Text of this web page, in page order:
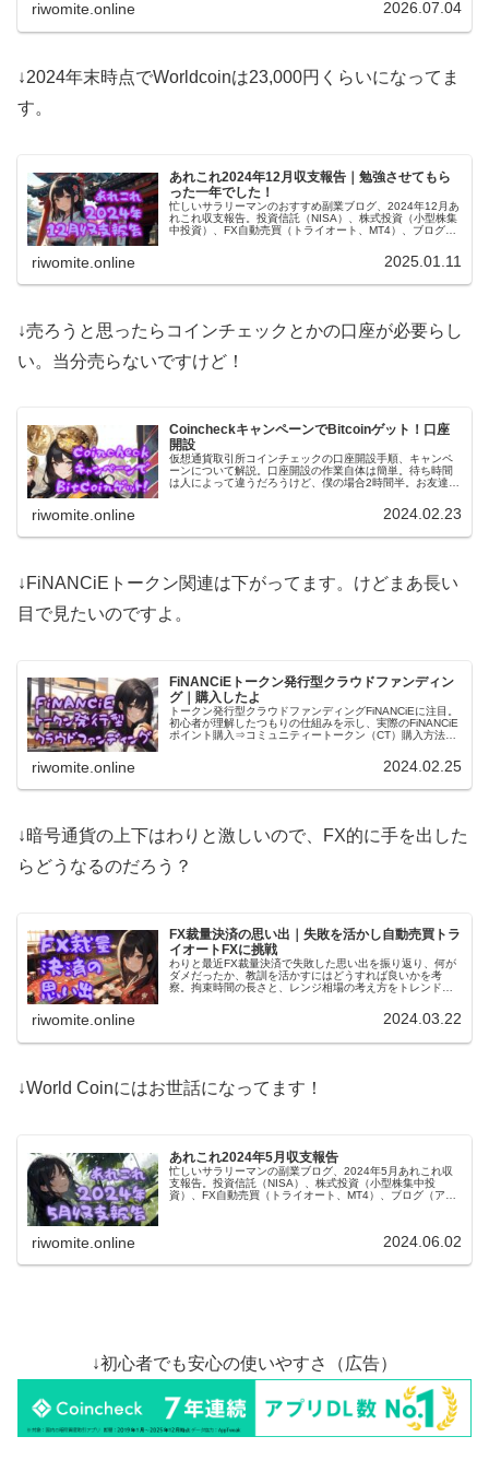
riwomite.online 2026.07.04
↓2024年末時点でWorldcoinは23,000円くらいになってま
す。
あれこれ2024年12月収支報告｜勉強させてもら
った一年でした！
忙しいサラリーマンのおすすめ副業ブログ、2024年12月あ
れこれ収支報告。投資信託（NISA）、株式投資（小型株集
中投資）、FX自動売買（トライオート、MT4）、ブログ
riwomite.online 2025.01.11
↓売ろうと思ったらコインチェックとかの口座が必要らし
い。当分売らないですけど！
CoincheckキャンペーンでBitcoinゲット！口座
開設
仮想通貨取引所コインチェックの口座開設手順、キャンペ
ーンについて解説。口座開設の作業自体は簡単。待ち時間
は人によって違うだろうけど、僕の場合2時間半。お友達紹
riwomite.online 2024.02.23
↓FiNANCiEトークン関連は下がってます。けどまあ長い
目で見たいのですよ。
FiNANCiEトークン発行型クラウドファンディン
グ｜購入したよ
トークン発行型クラウドファンディングFiNANCiEに注目。
初心者が理解したつもりの仕組みを示し、実際のFiNANCiE
ポイント購入⇒コミュニティートークン（CT）購入方法を
riwomite.online 2024.02.25
↓暗号通貨の上下はわりと激しいので、FX的に手を出した
らどうなるのだろう？
FX裁量決済の思い出｜失敗を活かし自動売買トラ
イオートFXに挑戦
わりと最近FX裁量決済で失敗した思い出を振り返り、何が
ダメだったか、教訓を活かすにはどうすれば良いかを考
察。拘束時間の長さと、レンジ相場の考え方をトレンド相
riwomite.online 2024.03.22
↓World Coinにはお世話になってます！
あれこれ2024年5月収支報告
忙しいサラリーマンの副業ブログ、2024年5月あれこれ収
支報告。投資信託（NISA）、株式投資（小型株集中投
資）、FX自動売買（トライオート、MT4）、ブログ（アフ
riwomite.online 2024.06.02
↓初心者でも安心の使いやすさ（広告）